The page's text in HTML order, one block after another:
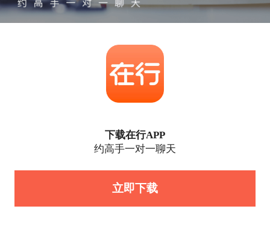
下载在行APP
约高手一对一聊天
立即下载